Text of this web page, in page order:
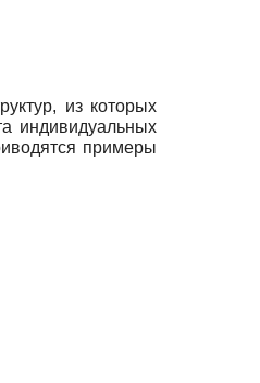
из которых
индивидуальных
примеры